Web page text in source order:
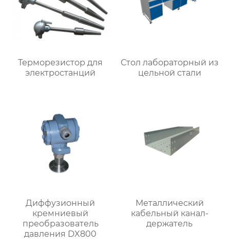
Терморезистор для
электростанций
Стол лабораторный из
цельной стали
Диффузионный
кремниевый
преобразователь
давления DX800
Металлический
кабельный канал-
держатель